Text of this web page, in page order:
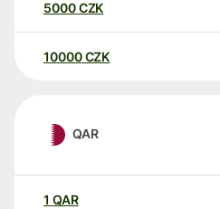
5000CZK
10000 CZK
QAR
1 QAR